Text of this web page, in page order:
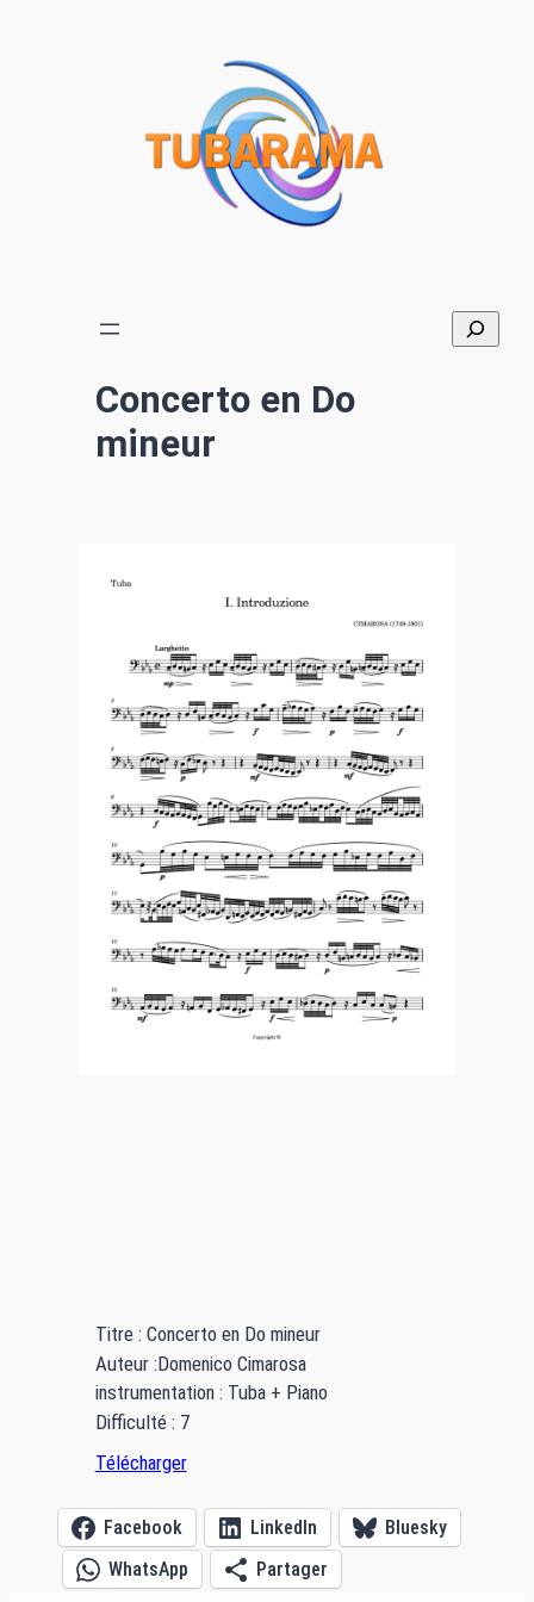
Concerto en Do
mineur
Titre : Concerto en Do mineur
Auteur :Domenico Cimarosa
instrumentation : Tuba + Piano
Difficulté : 7
Télécharger
Facebook LinkedIn
Bluesky
WhatsApp
Partager